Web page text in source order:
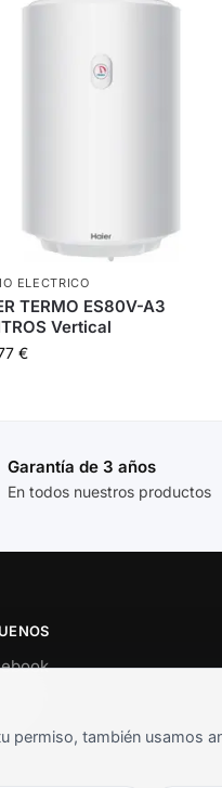
ELECTRICO
TERMO ES80V-A3
Vertical
€
Garantía de 3 años
En todos nuestros productos
también usamos